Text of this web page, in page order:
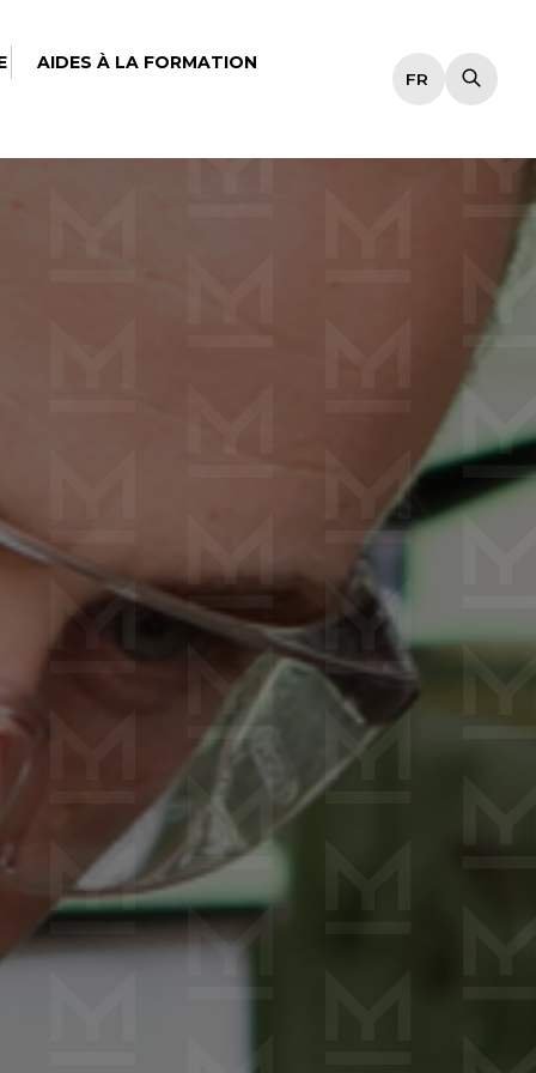
AIDES À LA FORMATION